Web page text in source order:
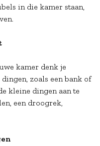
in die kamer staan,
kamer denk je
zoals een bank of
kleine dingen aan te
een droogrek,